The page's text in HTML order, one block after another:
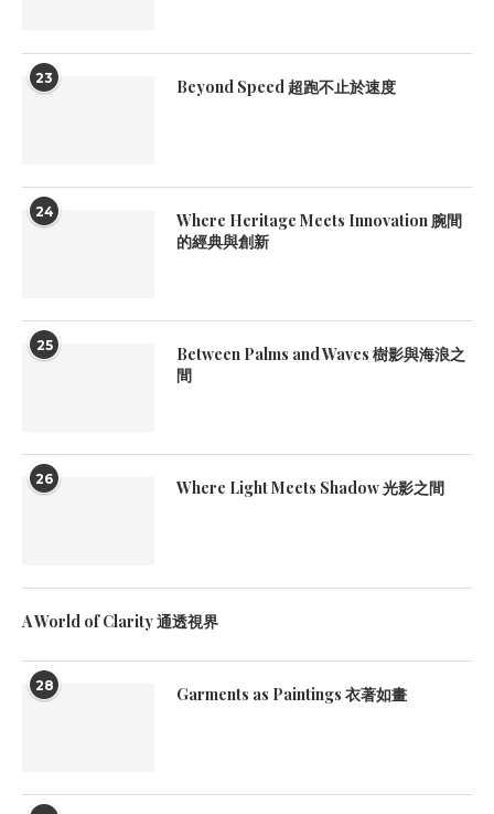
23 Beyond Speed 超跑不止於速度
24
Where Heritage Meets Innovation 腕間
的經典與創新
25
Between Palms and Waves 樹影與海浪之
間
26 Where Light Meets Shadow 光影之間
A World of Clarity 通透視界
28 Garments as Paintings 衣著如畫